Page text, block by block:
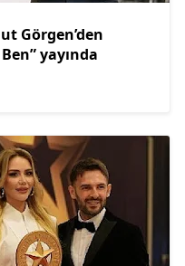
Görgen’den
yayında